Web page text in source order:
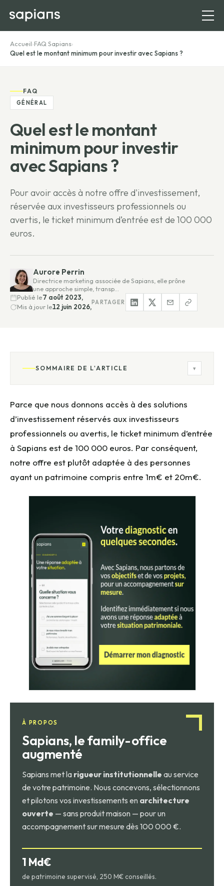
Accueil›FAQ Sapians›
Quel est le montant minimum pour investir avec Sapians ?
FAQ
GÉNÉRAL
Quel est le montant
minimum pour investir
avec Sapians ?
Pour avoir accès à notre offre d'investissement,
réservée aux investisseurs professionnels ou
avertis, le ticket minimum d’entrée est de 100 000
euros.
Aurore Perrin
Directrice marketing associée de Sapians, elle prône
une approche simple, transp…
Publié le7 août 2023,
Mis à jour le12 juin 2026,
PARTAGER
SOMMAIRE DE L'ARTICLE ▾
Parce que nous donnons accès à des solutions
d’investissement réservés aux investisseurs
professionnels ou avertis, le ticket minimum d’entrée
à Sapians est de 100 000 euros. Par conséquent,
notre offre est plutôt adaptée à des personnes
ayant un patrimoine compris entre 1m€ et 20m€.
À PROPOS
Sapians, le family-office
augmenté
Sapians met la rigueur institutionnelle au service
de votre patrimoine. Nous concevons, sélectionnons
et pilotons vos investissements en architecture
ouverte — sans produit maison — pour un
accompagnement sur mesure dès 100 000 €.
1 Md€
de patrimoine supervisé, 250 M€ conseillés.